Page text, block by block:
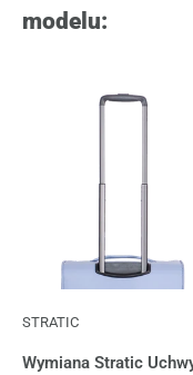
modelu:
STRATIC
Wymiana Stratic